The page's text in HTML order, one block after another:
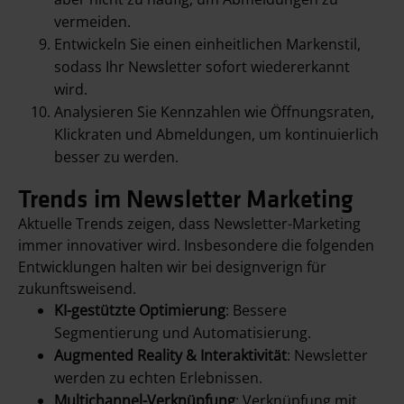
vermeiden.
Entwickeln Sie einen einheitlichen Markenstil,
sodass Ihr Newsletter sofort wiedererkannt
wird.
Analysieren Sie Kennzahlen wie Öffnungsraten,
Klickraten und Abmeldungen, um kontinuierlich
besser zu werden.
Trends im Newsletter Marketing
Aktuelle Trends zeigen, dass Newsletter-Marketing
immer innovativer wird. Insbesondere die folgenden
Entwicklungen halten wir bei designverign für
zukunftsweisend.
KI-gestützte Optimierung: Bessere
Segmentierung und Automatisierung.
Augmented Reality & Interaktivität: Newsletter
werden zu echten Erlebnissen.